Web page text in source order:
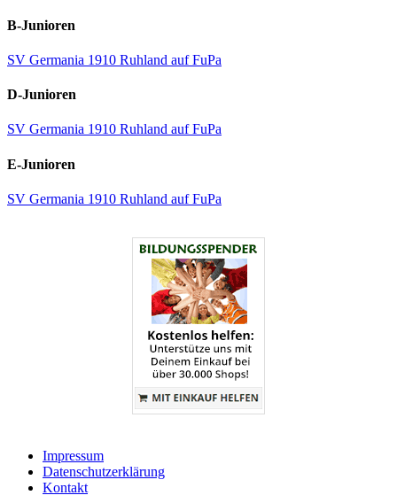
B-Junioren
SV Germania 1910 Ruhland auf FuPa
D-Junioren
SV Germania 1910 Ruhland auf FuPa
E-Junioren
SV Germania 1910 Ruhland auf FuPa
Impressum
Datenschutzerklärung
Kontakt